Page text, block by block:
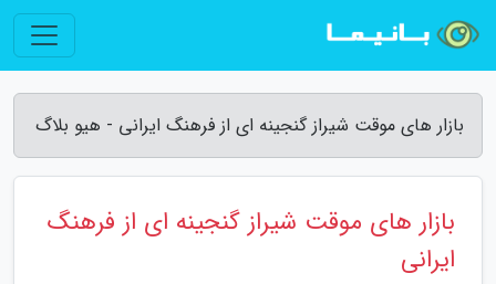
بازار های موقت شیراز گنجینه ای از فرهنگ ایرانی - هیو بلاگ
بازار های موقت شیراز گنجینه ای از فرهنگ
ایرانی